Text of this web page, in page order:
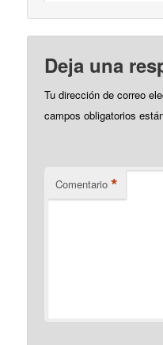
Deja una
Tu dirección de correo
campos obligatorios
Comentario *